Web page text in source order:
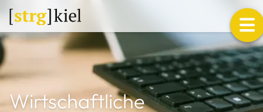
Wirtschaftliche